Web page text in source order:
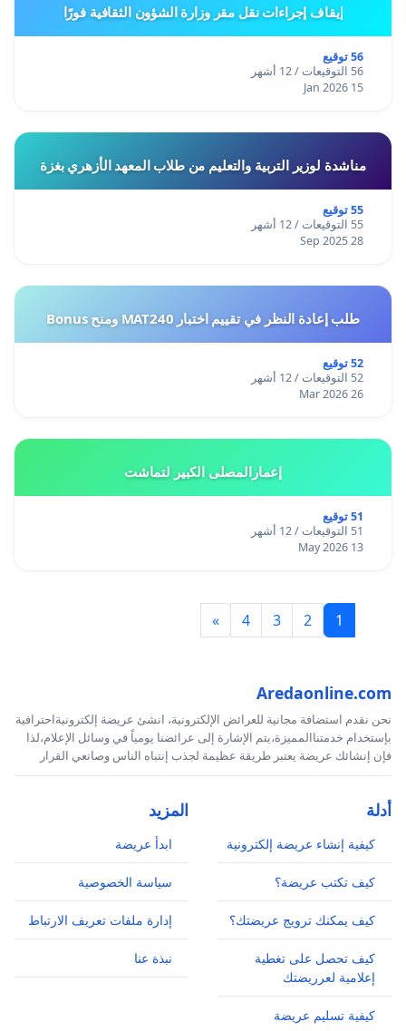
إيقاف إجراءات نقل مقر وزارة الشؤون الثقافية فورًا
56 توقيع
56 التوقيعات / 12 أشهر
15 Jan 2026
مناشدة لوزير التربية والتعليم من طلاب المعهد الأزهري بغزة
55 توقيع
55 التوقيعات / 12 أشهر
28 Sep 2025
طلب إعادة النظر في تقييم اختبار MAT240 ومنح Bonus
52 توقيع
52 التوقيعات / 12 أشهر
26 Mar 2026
إعمارالمصلى الكبير لتماشت
51 توقيع
51 التوقيعات / 12 أشهر
13 May 2026
1
2
3
4
»
Aredaonline.com
نحن نقدم استضافة مجانية للعرائض الإلكترونية، انشئ عريضة إلكترونيةاحترافية
بإستخدام خدمتناالمميزة،يتم الإشارة إلى عرائضنا يومياً في وسائل الإعلام،لذا
فإن إنشائك عريضة يعتبر طريقة عظيمة لجذب إنتباه الناس وصانعي القرار
أدلة
كيفية إنشاء عريضة إلكترونية
كيف تكتب عريضة؟
كيف يمكنك ترويج عريضتك؟
كيف تحصل على تغطية
إعلامية لعرريضتك
كيفية تسليم عريضة
المزيد
ابدأ عريضة
سياسة الخصوصية
إدارة ملفات تعريف الارتباط
نبذة عنا